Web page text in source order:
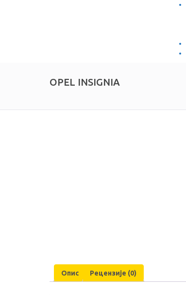
OPEL INSIGNIA
Опис Рецензије (0)